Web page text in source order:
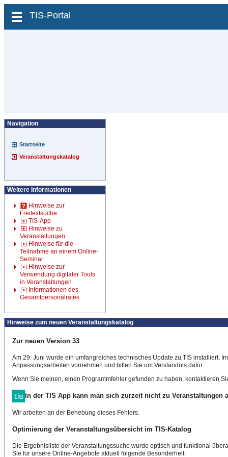
zum Inhalt wechseln
TIS-Portal
Navigation
Startseite
Veranstaltungskatalog
Weitere Informationen
Hinweise zur
Freitextsuche
TIS-App
Hinweise zu
Veranstaltungen
Hinweise für die
Teilnahme an einem Online-
Seminar
Hinweise zur
Verwendung digitaler Tools
in Veranstaltungen
Informationen des
Gesamtpersonalrates
Hinweise zum neuen Veranstaltungskatalog
Zur neuen Version 33
Am 29. Juni wurde ein umfangreiches technisches Update zu TIS installiert.
Anpassungsarbeiten vornehmen und bitten Sie um Verständnis dafür.
Wenn Sie meinen, einen Programmfehler gefunden zu haben, kontaktieren
In der TIS App kann man sich zurzeit nicht zu Veranstaltungen
Wir arbeiten an der Behebung dieses Fehlers.
Optimierung der Veranstaltungsübersicht im TIS-Katalog
Die Ergebnisliste der Veranstaltungssuche wurde optisch und funktional
Sie für unsere Online-Angebote aktuell folgende Besonderheit: